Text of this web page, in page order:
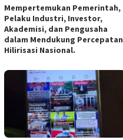
Mempertemukan Pemerintah,
Pelaku Industri, Investor,
Akademisi, dan Pengusaha
dalam Mendukung Percepatan
Hilirisasi Nasional.